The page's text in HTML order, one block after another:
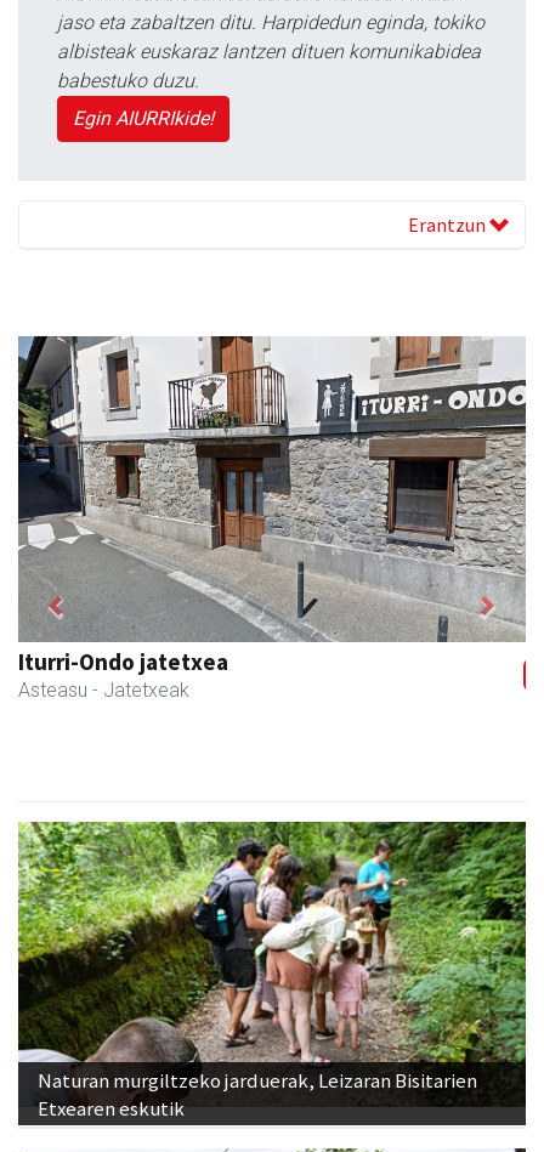
jaso eta zabaltzen ditu. Harpidedun eginda, tokiko
albisteak euskaraz lantzen dituen komunikabidea
babestuko duzu.
Egin AIURRIkide!
Erantzun
Ados muntaiak
Asteasu - Muntaiak
Previous Next
Naturan murgiltzeko jarduerak, Leizaran Bisitarien
Etxearen eskutik